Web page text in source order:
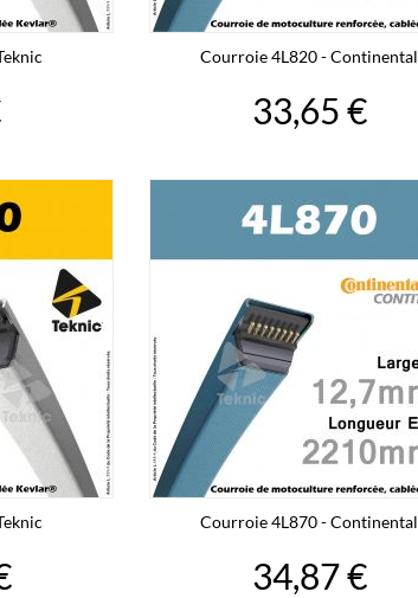
Courroie 4L820 - Continental
33,65 €
Courroie 4L870 - Continental
34,87 €